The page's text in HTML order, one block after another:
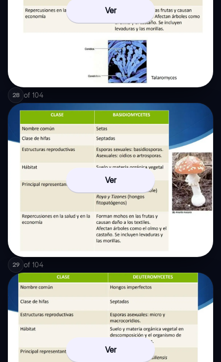
Ver
28 of 104
Ver
29 of 104
Ver